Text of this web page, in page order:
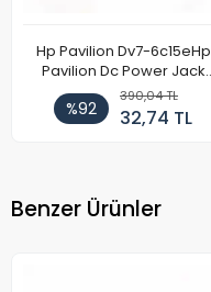
Hp Pavilion Dv7-6c15eHp
Pavilion Dc Power Jack
PJ291
%92
390,04 TL
32,74 TL
Benzer Ürünler